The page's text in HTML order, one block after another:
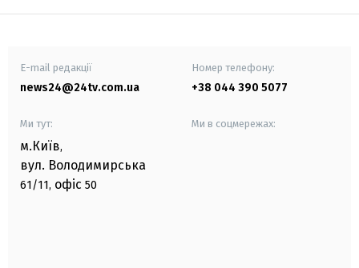
E-mail редакції
news24@24tv.com.ua
Номер телефону:
+38 044 390 5077
Ми тут:
м.Київ,
вул. Володимирська
61/11, офіс 50
Ми в соцмережах: